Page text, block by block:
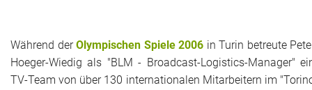
Das war 2017
Das war 2016
Während derOlympischen Spiele 2006 in Turin betreute
Hoeger-Wiedig als "BLM - Broadcast-Logistics-Manager"
TV-Team von über 130 internationalen Mitarbeitern im